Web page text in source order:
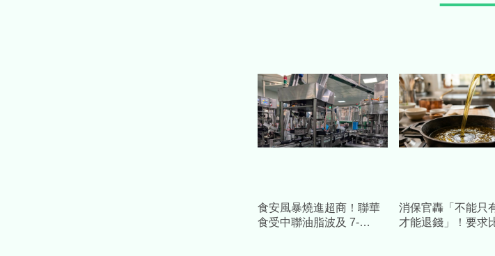
食安風暴燒進超商！聯華
食受中聯油脂波及 7-
消保官轟「不能只
才能退錢」！要求